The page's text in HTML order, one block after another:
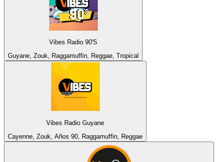
Vibes Radio 90'S
Guyane, Zouk, Raggamuffin, Reggae, Tropical
Vibes Radio Guyane
Cayenne, Zouk, Años 90, Raggamuffin, Reggae